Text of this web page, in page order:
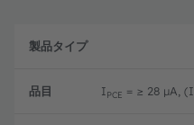
品
プ
品
ド
IPCE = ≥ 28 µA, (I